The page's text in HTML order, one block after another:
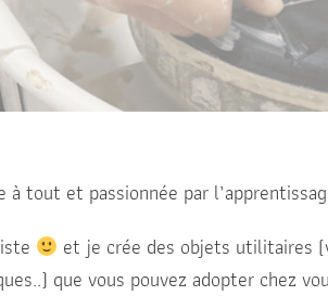
à tout et passionnée par
et je crée des objets utilitaires
que vous pouvez adopter chez